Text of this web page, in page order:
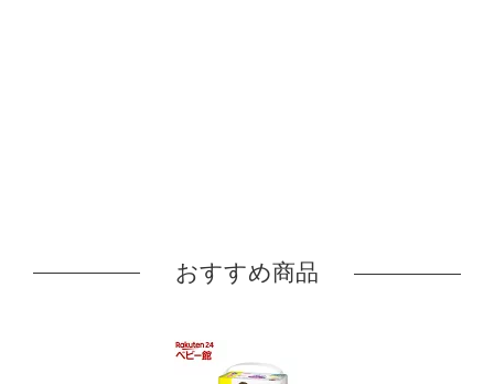
おすすめ商品